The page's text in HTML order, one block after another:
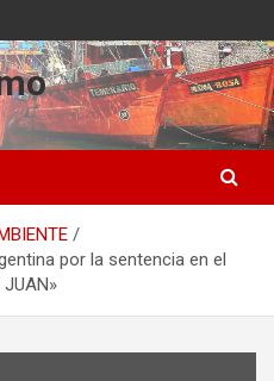
por la sentencia en el